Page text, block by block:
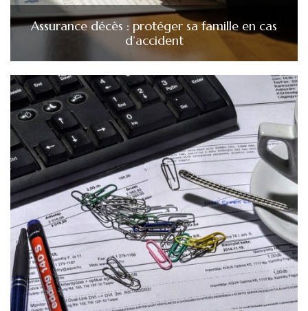
Assurance décès : protéger sa famille en cas
d’accident